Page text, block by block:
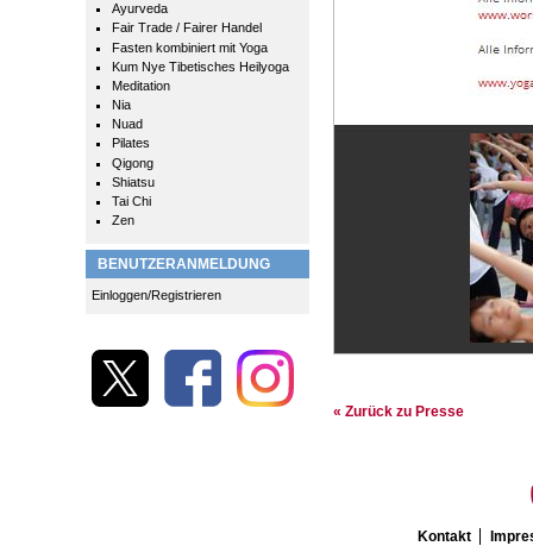
Ayurveda
Fair Trade / Fairer Handel
Fasten kombiniert mit Yoga
Kum Nye Tibetisches Heilyoga
Meditation
Nia
Nuad
Pilates
Qigong
Shiatsu
Tai Chi
Zen
BENUTZERANMELDUNG
Einloggen/Registrieren
« Zurück zu Presse
Kontakt